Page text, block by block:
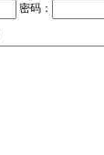
密码：